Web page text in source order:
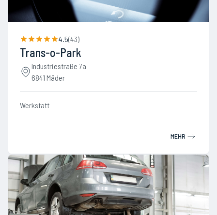
4.5(43)
Trans-o-Park
Industriestraße 7a
6841 Mäder
Werkstatt
MEHR